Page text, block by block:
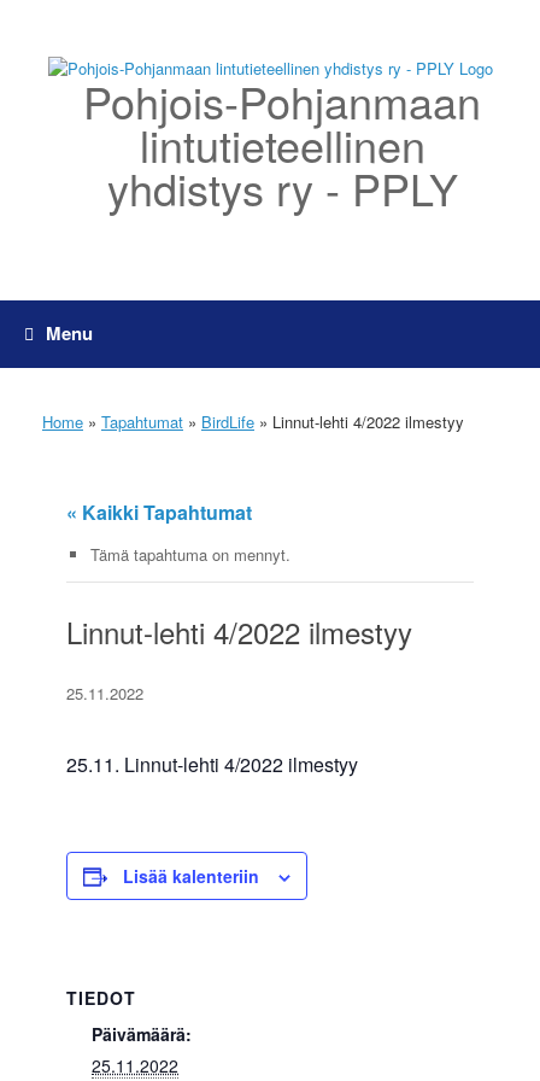
content
Pohjois-Pohjanmaan
lintutieteellinen
yhdistys ry - PPLY
Menu
Home » Tapahtumat » BirdLife » Linnut-lehti 4/2022 ilmestyy
« Kaikki Tapahtumat
Tämä tapahtuma on mennyt.
Linnut-lehti 4/2022 ilmestyy
25.11.2022
25.11. Linnut-lehti 4/2022 ilmestyy
Lisää kalenteriin
TIEDOT
Päivämäärä:
25.11.2022